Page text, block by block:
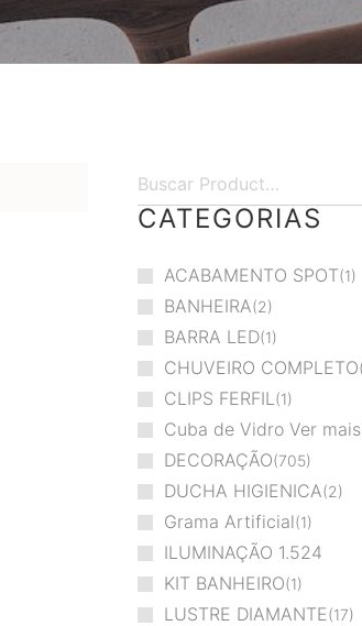
CATEGORIAS
ACABAMENTO SPOT 1
BANHEIRA 2
BARRA LED 1
CHUVEIRO COMPLETO
CLIPS FERFIL 1
Cuba de Vidro Ver mais
DECORAÇÃO 705
DUCHA HIGIENICA 2
Grama Artificial 1
ILUMINAÇÃO 1.524
KIT BANHEIRO 1
LUSTRE DIAMANTE 17